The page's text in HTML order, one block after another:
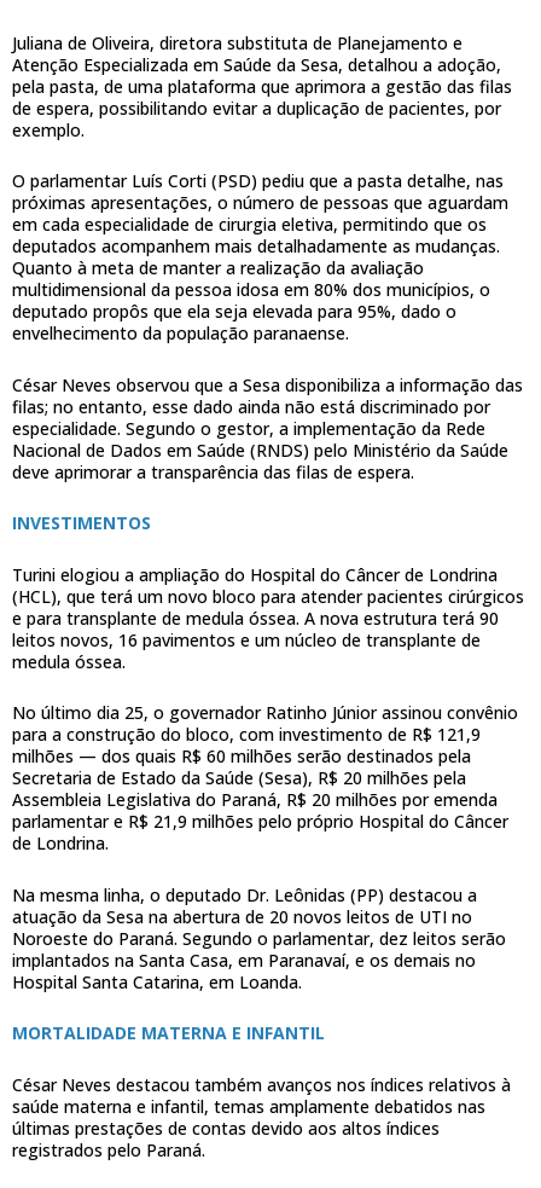
Juliana de Oliveira, diretora substituta de Planejamento e
Atenção Especializada em Saúde da Sesa, detalhou a adoção,
pela pasta, de uma plataforma que aprimora a gestão das filas
de espera, possibilitando evitar a duplicação de pacientes, por
exemplo.
O parlamentar Luís Corti (PSD) pediu que a pasta detalhe, nas
próximas apresentações, o número de pessoas que aguardam
em cada especialidade de cirurgia eletiva, permitindo que os
deputados acompanhem mais detalhadamente as mudanças.
Quanto à meta de manter a realização da avaliação
multidimensional da pessoa idosa em 80% dos municípios, o
deputado propôs que ela seja elevada para 95%, dado o
envelhecimento da população paranaense.
César Neves observou que a Sesa disponibiliza a informação das
filas; no entanto, esse dado ainda não está discriminado por
especialidade. Segundo o gestor, a implementação da Rede
Nacional de Dados em Saúde (RNDS) pelo Ministério da Saúde
deve aprimorar a transparência das filas de espera.
INVESTIMENTOS
Turini elogiou a ampliação do Hospital do Câncer de Londrina
(HCL), que terá um novo bloco para atender pacientes cirúrgicos
e para transplante de medula óssea. A nova estrutura terá 90
leitos novos, 16 pavimentos e um núcleo de transplante de
medula óssea.
No último dia 25, o governador Ratinho Júnior assinou convênio
para a construção do bloco, com investimento de R$ 121,9
milhões — dos quais R$ 60 milhões serão destinados pela
Secretaria de Estado da Saúde (Sesa), R$ 20 milhões pela
Assembleia Legislativa do Paraná, R$ 20 milhões por emenda
parlamentar e R$ 21,9 milhões pelo próprio Hospital do Câncer
de Londrina.
Na mesma linha, o deputado Dr. Leônidas (PP) destacou a
atuação da Sesa na abertura de 20 novos leitos de UTI no
Noroeste do Paraná. Segundo o parlamentar, dez leitos serão
implantados na Santa Casa, em Paranavaí, e os demais no
Hospital Santa Catarina, em Loanda.
MORTALIDADE MATERNA E INFANTIL
César Neves destacou também avanços nos índices relativos à
saúde materna e infantil, temas amplamente debatidos nas
últimas prestações de contas devido aos altos índices
registrados pelo Paraná.